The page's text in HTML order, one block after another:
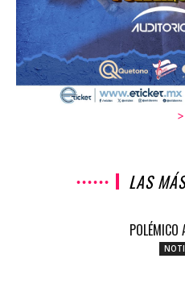
>
LAS
POLÉMICO